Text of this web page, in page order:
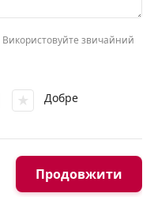
Використовуйте звичайний
Добре
Продовжити